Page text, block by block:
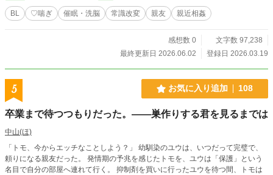
【スイウノミコト様】の力を搾取してきた人間たちに罪を償わせるため、たくさ
んの人を支配していく。 ※倫理観皆無のBL小説 ※主人公のハッピーは、無関係
な総攻め鬼畜野郎です。全ては神様と自分のために！ ※ここに書ききれないほ
ど、どの章も特殊な性癖のオンパレードです。それでも大丈夫だという方のみお
ト様】と久米家の因縁が明らかになる話 ＜番外編＞ 本編に載せられなかったエ
ピソードなど
BL ♡喘ぎ 催眠・洗脳 常識改変 親友 親近相姦
感想数 0
文字数 97,238
最終更新日 2026.06.02
登録日 2026.03.19
5 お気に入り追加 108
卒業まで待つつもりだった。――巣作りする君を見るまでは
中山(ほ)
「トモ、今からエッチなことしよう？」 幼馴染のユウは、いつだって完璧で、
頼りになる親友だった。 発情期の予兆を感じたトモを、ユウは「保護」という
名目で自分の部屋へ連れて行く。 抑制剤を買いに行ったユウを待つ間、トモは